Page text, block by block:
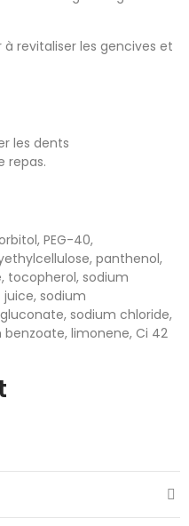
revitaliser les gencives et
les dents
repas.
PEG-40,
panthenol,
tocopherol, sodium
sodium
sodium chloride,
limonene, Ci 42